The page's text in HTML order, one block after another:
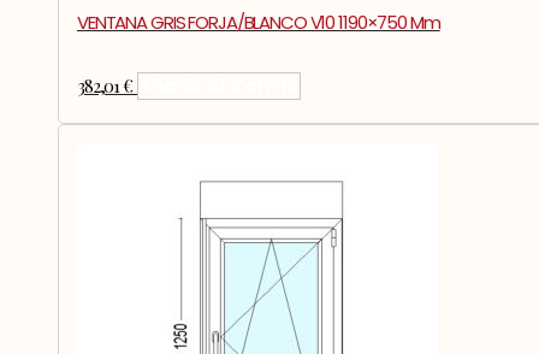
VENTANA GRIS FORJA/BLANCO V10 1190×750 Mm
382,01€